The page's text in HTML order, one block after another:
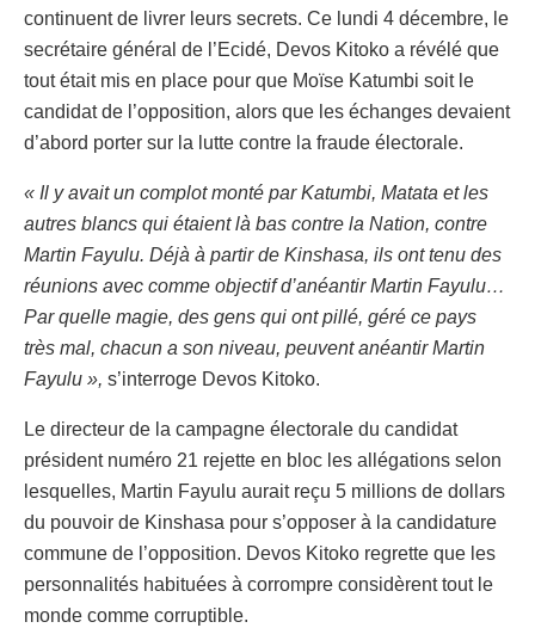
continuent de livrer leurs secrets. Ce lundi 4 décembre, le
secrétaire général de l’Ecidé, Devos Kitoko a révélé que
tout était mis en place pour que Moïse Katumbi soit le
candidat de l’opposition, alors que les échanges devaient
d’abord porter sur la lutte contre la fraude électorale.
« Il y avait un complot monté par Katumbi, Matata et les
autres blancs qui étaient là bas contre la Nation, contre
Martin Fayulu. Déjà à partir de Kinshasa, ils ont tenu des
réunions avec comme objectif d’anéantir Martin Fayulu…
Par quelle magie, des gens qui ont pillé, géré ce pays
très mal, chacun a son niveau, peuvent anéantir Martin
Fayulu », s’interroge Devos Kitoko.
Le directeur de la campagne électorale du candidat
président numéro 21 rejette en bloc les allégations selon
lesquelles, Martin Fayulu aurait reçu 5 millions de dollars
du pouvoir de Kinshasa pour s’opposer à la candidature
commune de l’opposition. Devos Kitoko regrette que les
personnalités habituées à corrompre considèrent tout le
monde comme corruptible.